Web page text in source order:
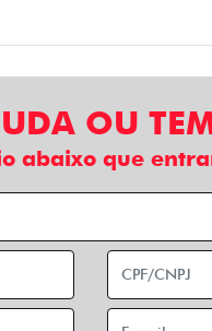
OU
abaixo que